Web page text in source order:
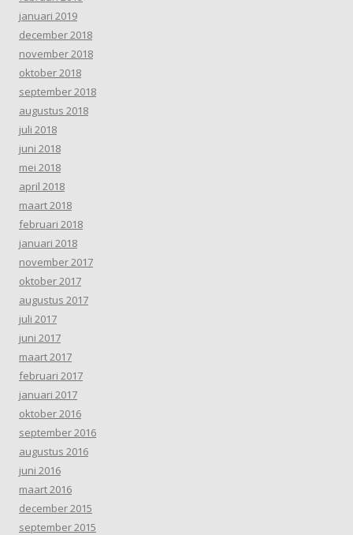
januari 2019
december 2018
november 2018
oktober 2018
september 2018
augustus 2018
juli 2018
juni 2018
mei 2018
april 2018
maart 2018
februari 2018
januari 2018
november 2017
oktober 2017
augustus 2017
juli 2017
juni 2017
maart 2017
februari 2017
januari 2017
oktober 2016
september 2016
augustus 2016
juni 2016
maart 2016
december 2015
september 2015